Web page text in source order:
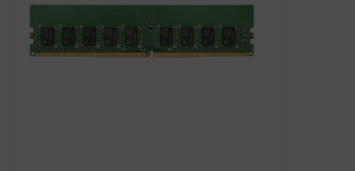
& VideoNetzwerkgeräte
Folien, Etiketten
& Tragebehältnisse
Tinten Minen